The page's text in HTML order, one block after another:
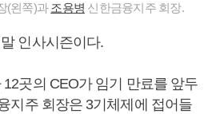
(왼쪽)과조용병 신한금융지주 회장.
인사시즌이다.
곳의 CEO가 임기 만료를 앞두
지주 회장은 3기체제에 접어들